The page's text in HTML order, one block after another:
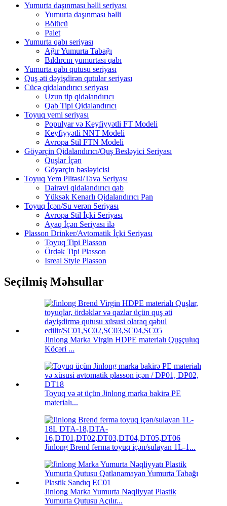
Yumurta daşınması həlli seriyası
Yumurta daşınması həlli
Bölücü
Palet
Yumurta qabı seriyası
Ağır Yumurta Tabağı
Bıldırcın yumurtası qabı
Yumurta qabı qutusu seriyası
Quş əti dəyişdirən qutular seriyası
Cücə qidalandırıcı seriyası
Uzun tip qidalandırıcı
Qab Tipi Qidalandırıcı
Toyuq yemi seriyası
Populyar və Keyfiyyətli FT Modeli
Keyfiyyətli NNT Modeli
Avropa Stil FTN Modeli
Göyərçin Qidalandırıcı/Quş Besləyici Seriyası
Quşlar İçən
Göyərçin bəsləyicisi
Toyuq Yem Plitəsi/Tava Seriyası
Dairəvi qidalandırıcı qab
Yüksək Kenarlı Qidalandırıcı Pan
Toyuq İçən/Su verən Seriyası
Avropa Stil İçki Seriyası
Ayaq İçən Seriyası ilə
Plasson Drinker/Avtomatik İçki Seriyası
Toyuq Tipi Plasson
Ördək Tipi Plasson
Isreal Style Plasson
Seçilmiş Məhsullar
Jinlong Marka Virgin HDPE materialı Quşçuluq
Köçəri ...
Toyuq və ət üçün Jinlong marka bakirə PE
materialı...
Jinlong Brend ferma toyuq içən/sulayan 1L-1...
Jinlong Marka Yumurta Nəqliyyat Plastik
Yumurta Qutusu Açılır...